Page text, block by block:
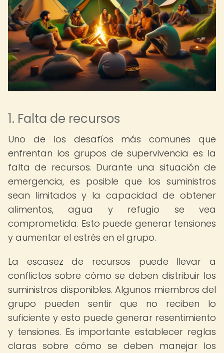
1. Falta de recursos
Uno de los desafíos más comunes que
enfrentan los grupos de supervivencia es la
falta de recursos. Durante una situación de
emergencia, es posible que los suministros
sean limitados y la capacidad de obtener
alimentos, agua y refugio se vea
comprometida. Esto puede generar tensiones
y aumentar el estrés en el grupo.
La escasez de recursos puede llevar a
conflictos sobre cómo se deben distribuir los
suministros disponibles. Algunos miembros del
grupo pueden sentir que no reciben lo
suficiente y esto puede generar resentimiento
y tensiones. Es importante establecer reglas
claras sobre cómo se deben manejar los